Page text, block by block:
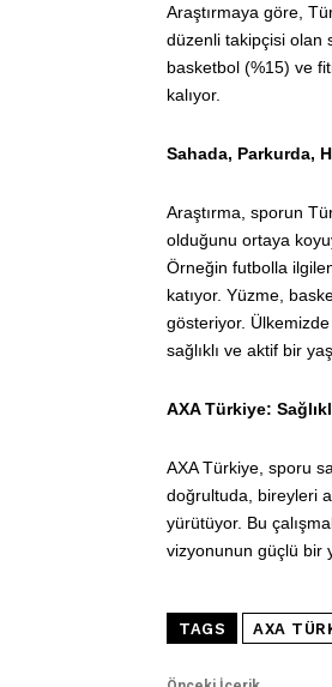
Araştırmaya göre,
düzenli takipçisi olan
basketbol (%15) ve
kalıyor.
Sahada, Parkurda,
Araştırma, sporun
olduğunu ortaya
Örneğin futbolla
katıyor. Yüzme,
gösteriyor.
sağlıklı ve aktif bir
AXA Türkiye:
AXA Türkiye, sporu
doğrultuda, bireyleri
yürütüyor. Bu
vizyonunun güçlü bir
TAGS AXA